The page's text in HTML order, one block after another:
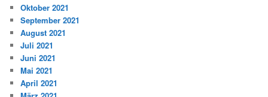
Oktober 2021
September 2021
August 2021
Juli 2021
Juni 2021
Mai 2021
April 2021